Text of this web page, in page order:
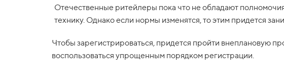
Отечественные ритейлеры пока что не обладают
технику. Однако если нормы изменятся, то этим придется
Чтобы зарегистрироваться, придется пройти внеплановую
воспользоваться упрощенным порядком регистрации.